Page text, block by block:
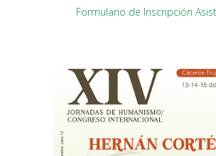
Formulario de Inscripción